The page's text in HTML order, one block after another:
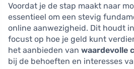
Voordat je de stap maakt naar
essentieel om een stevig
online aanwezigheid. Dit houdt
focust op hoe je geld kunt
het aanbieden van waardevolle
bij de behoeften en interesses